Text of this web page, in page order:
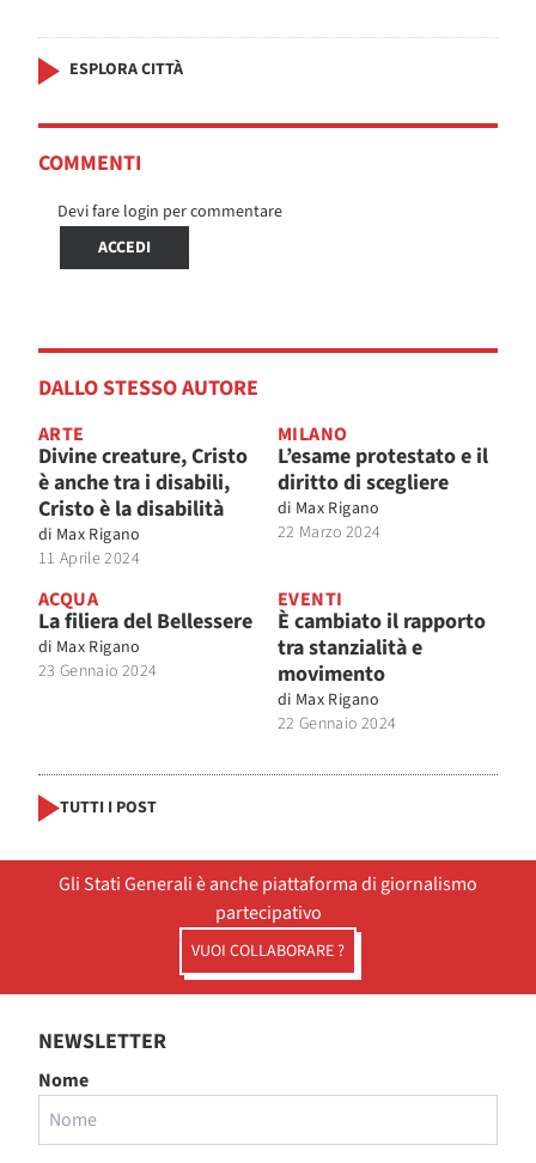
ESPLORA CITTÀ
COMMENTI
Devi fare login per commentare
ACCEDI
DALLO STESSO AUTORE
ARTE
Divine creature, Cristo
è anche tra i disabili,
Cristo è la disabilità
di Max Rigano
11 Aprile 2024
MILANO
L’esame protestato e il
diritto di scegliere
di Max Rigano
22 Marzo 2024
ACQUA
La filiera del Bellessere
di Max Rigano
23 Gennaio 2024
EVENTI
È cambiato il rapporto
tra stanzialità e
movimento
di Max Rigano
22 Gennaio 2024
TUTTI I POST
Gli Stati Generali è anche piattaforma di giornalismo
partecipativo
VUOI COLLABORARE ?
NEWSLETTER
Nome